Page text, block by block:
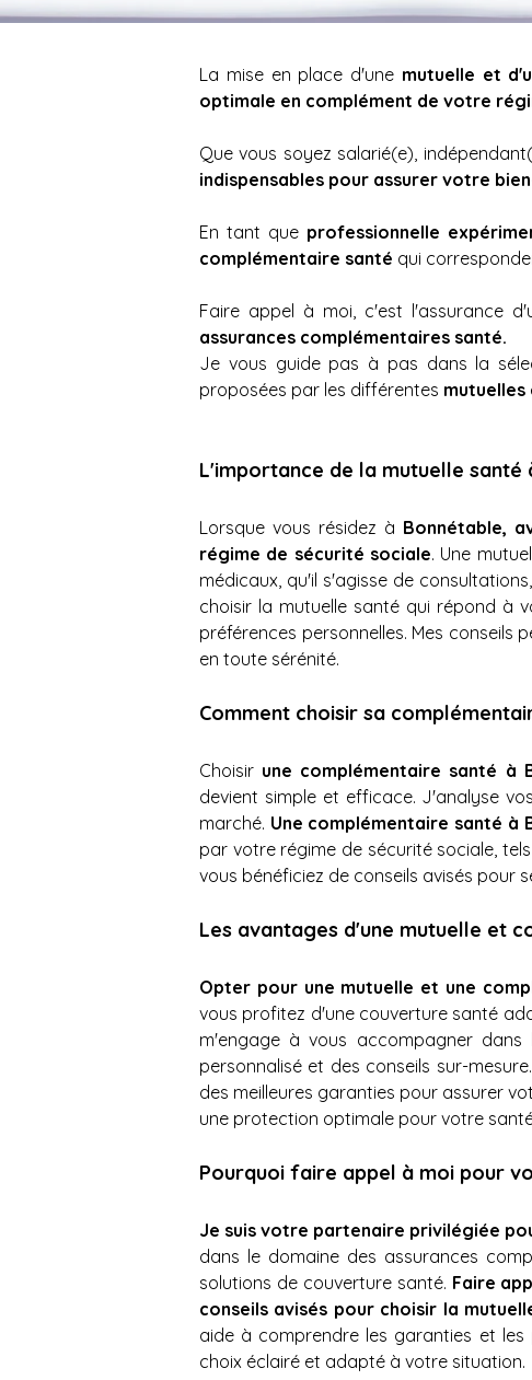
La mise en place d'une mutuelle et
optimale en complément de votre
indispensables pour assurer votre
En tant que professionnelle
complémentaire santé qui
Faire appel à moi, c'est l'assurance
assurances complémentaires santé.
Je vous guide pas à pas dans la
proposées par les différentes
L'importance de la mutuelle santé
Lorsque vous résidez à Bonnétable,
régime de sécurité sociale. Une
médicaux, qu'il s'agisse de
choisir la mutuelle santé qui répond à
préférences personnelles. Mes
en toute sérénité.
Comment choisir sa
Choisir une complémentaire santé à
devient simple et efficace. J'analyse
marché. Une complémentaire santé
par votre régime de sécurité sociale,
vous bénéficiez de conseils avisés pour
Les avantages d'une mutuelle et
Opter pour une mutuelle et une
vous profitez d'une couverture santé
m'engage à vous accompagner
personnalisé et des conseils sur-
des meilleures garanties pour assurer
une protection optimale pour votre
Pourquoi faire appel à moi pour
Je suis votre partenaire privilégiée
dans le domaine des assurances
solutions de couverture santé. Faire
conseils avisés pour choisir la
aide à comprendre les garanties et
choix éclairé et adapté à votre situation.